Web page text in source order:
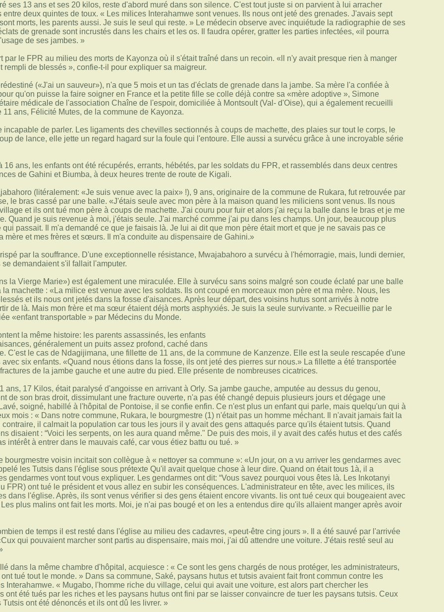
ses 13 ans et ses 20 kilos, reste d'abord muré dans son silence. C'est tout juste si on parvient à lui arracher
deux quintes de toux. « Les milices Interahamwe sont venues. Ils nous ont jeté des grenades. J'avais sept
morts, les parents aussi. Je suis le seul qui reste. » Le médecin observe avec inquiétude la radiographie de ses
de grenade sont incrustés dans les chairs et les os. Il faudra opérer, gratter les parties infectées, «il pourra
de ses jambes. »
par le FPR au milieu des morts de Kayonza où il s'était traîné dans un recoin. «ll n'y avait presque rien à manger
rempli de blessés », confie-t-il pour expliquer sa maigreur.
(«J'ai un sauveur»), n'a que 5 mois et un tas d'éclats de grenade dans la jambe. Sa mère l'a confiée à
qu'on puisse la faire soigner en France et la petite fille se colle déjà contre sa «mère adoptive », Simone
médicale de l'association Chaîne de l'espoir, domiciliée à Montsoult (Val- d'Oise), qui a également recueilli
ans, Félicité Mutes, de la commune de Kayonza.
incapable de parler. Les ligaments des chevilles sectionnés à coups de machette, des plaies sur tout le corps, le
de lance, elle jette un regard hagard sur la foule qui l'entoure. Elle aussi a survécu grâce à une incroyable série
16 ans, les enfants ont été récupérés, errants, hébétés, par les soldats du FPR, et rassemblés dans deux centres
de Gahini et Biumba, à deux heures trente de route de Kigali.
(litéralement: «Je suis venue avec la paix» !), 9 ans, originaire de la commune de Rukara, fut retrouvée par
le bras cassé par une balle. «J'étais seule avec mon père à la maison quand les miliciens sont venus. Ils nous
et ils ont tué mon père à coups de machette. J'ai couru pour fuir et alors j'ai reçu la balle dans le bras et je me
Quand je suis revenue à moi, j'étais seule. J'ai marché comme j'ai pu dans les champs. Un jour, beaucoup plus
qui passait. Il m'a demandé ce que je faisais là. Je lui ai dit que mon père était mort et que je ne savais pas ce
mère et mes frères et sœurs. Il m'a conduite au dispensaire de Gahini.»
par la souffrance. D'une exceptionnelle résistance, Mwajabahoro a survécu à l'hémorragie, mais, lundi dernier,
demandaient s'il fallait l'amputer.
la Vierge Marie») est également une miraculée. Elle à survécu sans soins malgré son coude éclaté par une balle
machette : «La milice est venue avec les soldats. Ils ont coupé en morceaux mon père et ma mère. Nous, les
et ils nous ont jetés dans la fosse d'aisances. Après leur départ, des voisins hutus sont arrivés à notre
de là. Mais mon frère et ma sœur étaient déjà morts asphyxiés. Je suis la seule survivante. » Recueillie par le
«enfant transportable » par Médecins du Monde.
la même histoire: les parents assassinés, les enfants
généralement un puits assez profond, caché dans
C'est le cas de Ndagijimana, une fillette de 11 ans, de la commune de Kanzenze. Elle est la seule rescapée d'une
six enfants. «Quand nous étions dans la fosse, ils ont jeté des pierres sur nous.» La fillette a été transportée
de la jambe gauche et une autre du pied. Elle présente de nombreuses cicatrices.
ans, 17 Kilos, était paralysé d'angoisse en arrivant à Orly. Sa jambe gauche, amputée au dessus du genou,
de son bras droit, dissimulant une fracture ouverte, n'a pas été changé depuis plusieurs jours et dégage une
soigné, habillé à l'hôpital de Pontoise, il se confie enfin. Ce n'est plus un enfant qui parle, mais quelqu'un qui à
mois : « Dans notre commune, Rukara, le bourgmestre (1) n'était pas un homme méchant. Il n'avait jamais fait la
contraire, il calmait la population car tous les jours il y avait des gens attaqués parce qu'ils étaient tutsis. Quand
disaient : “Voici les serpents, on les aura quand même." De puis des mois, il y avait des cafés hutus et des cafés
intérêt à entrer dans le mauvais café, car vous étiez battu ou tué. »
bourgmestre voisin incitait son collègue à « nettoyer sa commune »: «Un jour, on a vu arriver les gendarmes avec
les Tutsis dans l'église sous prétexte Qu'il avait quelque chose à leur dire. Quand on était tous 1à, il a
gendarmes vont tout vous expliquer. Les gendarmes ont dit: “Vous savez pourquoi vous êtes là. Les Inkotanyi
FPR) ont tué le président et vous allez en subir les conséquences. L'administrateur en tête, avec les milices, ils
dans l'église. Après, ils sont venus vérifier si des gens étaient encore vivants. lis ont tué ceux qui bougeaient avec
plus malins ont fait les morts. Moi, je n'ai pas bougé et on les a entendus dire qu'ils allaient manger après avoir
de temps il est resté dans l'église au milieu des cadavres, «peut-être cing jours ». Il a été sauvé par l'arrivée
qui pouvaient marcher sont partis au dispensaire, mais moi, j'ai dû attendre une voiture. J'étais resté seul au
dans la même chambre d'hôpital, acquiesce : « Ce sont les gens chargés de nous protéger, les administrateurs,
tué tout le monde. » Dans sa commune, Saké, paysans hutus et tutsis avaient fait front commun contre les
Interahamwe. « Mugabo, l'homme riche du village, celui qui avait une voiture, est alors part chercher les
ont été tués par les riches et les paysans hutus ont fini par se laisser convaincre de tuer les paysans tutsis. Ceux
ont été dénoncés et ils ont dû les livrer. »